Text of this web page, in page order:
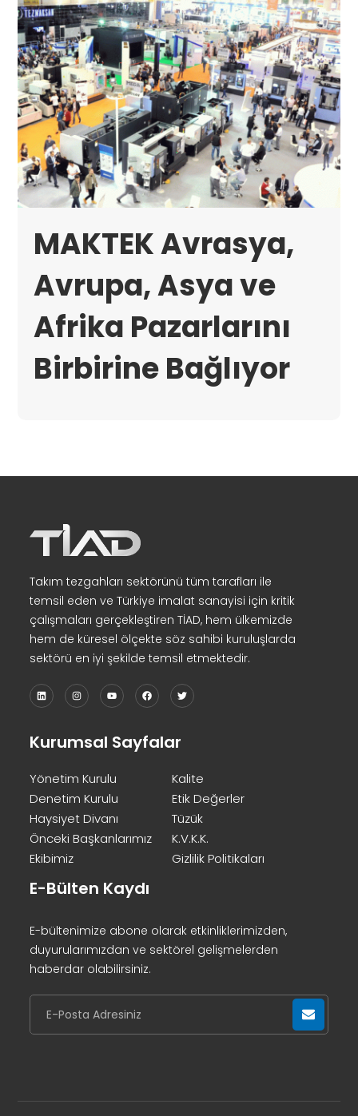
MAKTEK Avrasya,
Avrupa, Asya ve
Afrika Pazarlarını
Birbirine Bağlıyor
Takım tezgahları sektörünü tüm tarafları ile
temsil eden ve Türkiye imalat sanayisi için kritik
çalışmaları gerçekleştiren TİAD, hem ülkemizde
hem de küresel ölçekte söz sahibi kuruluşlarda
sektörü en iyi şekilde temsil etmektedir.
Kurumsal Sayfalar
Yönetim Kurulu
Denetim Kurulu
Haysiyet Divanı
Önceki Başkanlarımız
Ekibimiz
Kalite
Etik Değerler
Tüzük
K.V.K.K.
Gizlilik Politikaları
E-Bülten Kaydı
E-bültenimize abone olarak etkinliklerimizden,
duyurularımızdan ve sektörel gelişmelerden
haberdar olabilirsiniz.